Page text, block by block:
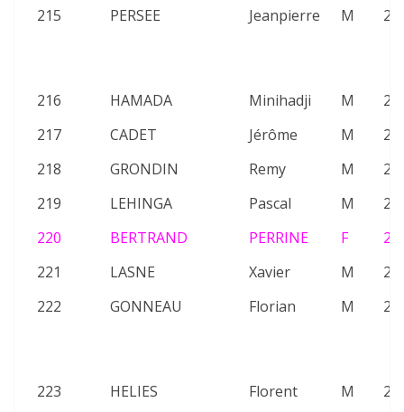
215
PERSEE Jeanpierre M
216 HAMADA Minihadji M
217
CADET Jérôme M
218
GRONDIN Remy M
219
LEHINGA Pascal M
220
BERTRAND PERRINE F
221
LASNE Xavier M
222
GONNEAU Florian M
223 HELIES Florent M